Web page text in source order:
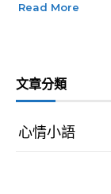
Read More
文章分類
心情小語